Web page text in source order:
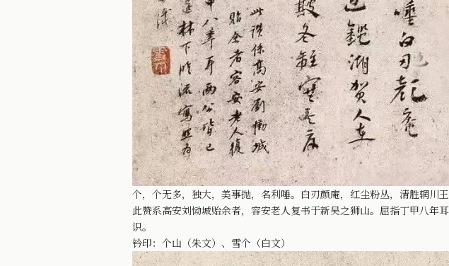
个，个无多，独大，美事抛，名利唾。白刃颜庵，红尘粉丛，清胜辋川
此赞系高安刘恸城贻余者，容安老人复书于新吴之狮山。屈指丁甲八
识。
钤印：个山（朱文）、雪个（白文）